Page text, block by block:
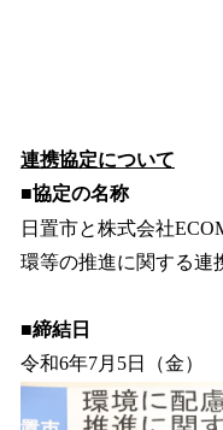
連携協定について
■協定の名称
日置市と株式会社
環等の推進に関する連
■締結日
令和6年7月5日（金）